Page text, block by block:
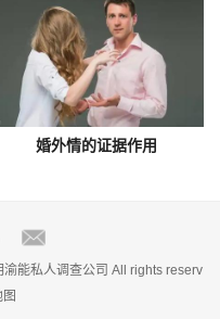
婚外情的证据作用
能私人调查公司 All rights reserv